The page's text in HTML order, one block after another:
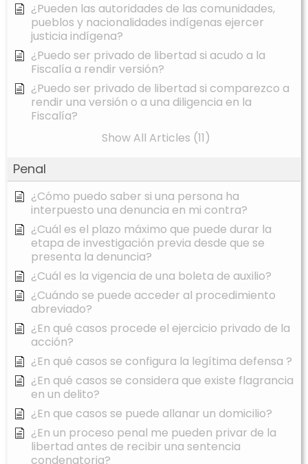
¿Pueden las autoridades de las comunidades,
pueblos y nacionalidades indígenas ejercer
justicia indígena?
¿Puedo ser privado de libertad si acudo a la
Fiscalía a rendir versión?
¿Puedo ser privado de libertad si comparezco a
rendir una versión o a una diligencia en la
Fiscalía?
Show All Articles (11)
Penal
¿Cómo puedo saber si una persona ha
interpuesto una denuncia en mi contra?
¿Cuál es el plazo máximo que puede durar la
etapa de investigación previa desde que se
presenta la denuncia?
¿Cuál es la vigencia de una boleta de auxilio?
¿Cuándo se puede acceder al procedimiento
abreviado?
¿En qué casos procede el ejercicio privado de la
acción?
¿En qué casos se configura la legítima defensa ?
¿En qué casos se considera que existe flagrancia
en un delito?
¿En que casos se puede allanar un domicilio?
¿En un proceso penal me pueden privar de la
libertad antes de recibir una sentencia
condenatoria?